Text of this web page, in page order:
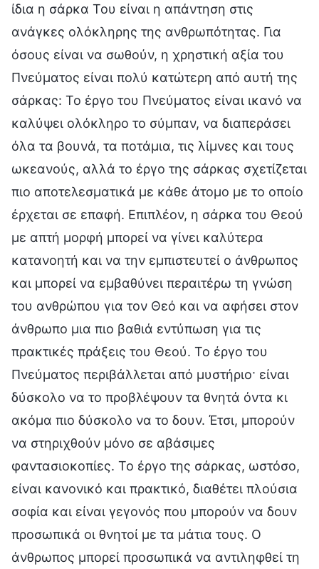
ίδια η σάρκα Του είναι η απάντηση στις
ανάγκες ολόκληρης της ανθρωπότητας. Για
όσους είναι να σωθούν, η χρηστική αξία του
Πνεύματος είναι πολύ κατώτερη από αυτή της
σάρκας: Το έργο του Πνεύματος είναι ικανό να
καλύψει ολόκληρο το σύμπαν, να διαπεράσει
όλα τα βουνά, τα ποτάμια, τις λίμνες και τους
ωκεανούς, αλλά το έργο της σάρκας σχετίζεται
πιο αποτελεσματικά με κάθε άτομο με το οποίο
έρχεται σε επαφή. Επιπλέον, η σάρκα του Θεού
με απτή μορφή μπορεί να γίνει καλύτερα
κατανοητή και να την εμπιστευτεί ο άνθρωπος
και μπορεί να εμβαθύνει περαιτέρω τη γνώση
του ανθρώπου για τον Θεό και να αφήσει στον
άνθρωπο μια πιο βαθιά εντύπωση για τις
πρακτικές πράξεις του Θεού. Το έργο του
Πνεύματος περιβάλλεται από μυστήριο· είναι
δύσκολο να το προβλέψουν τα θνητά όντα κι
ακόμα πιο δύσκολο να το δουν. Έτσι, μπορούν
να στηριχθούν μόνο σε αβάσιμες
φαντασιοκοπίες. Το έργο της σάρκας, ωστόσο,
είναι κανονικό και πρακτικό, διαθέτει πλούσια
σοφία και είναι γεγονός που μπορούν να δουν
προσωπικά οι θνητοί με τα μάτια τους. Ο
άνθρωπος μπορεί προσωπικά να αντιληφθεί τη